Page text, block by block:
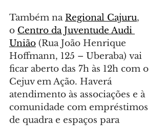
Também na Regional Cajuru,
o Centro da Juventude Audi
União (Rua João Henrique
Hoffmann, 125 – Uberaba) vai
ficar aberto das 7h às 12h com o
Cejuv em Ação. Haverá
atendimento às associações e à
comunidade com empréstimos
de quadra e espaços para